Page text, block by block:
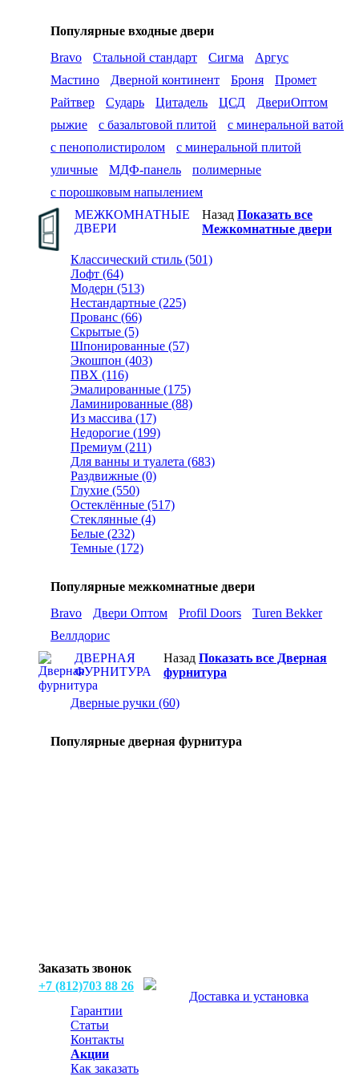
Популярные входные двери
Bravo
Стальной стандарт Сигма
Аргус
Мастино
Дверной континент Броня
Промет
Райтвер
Сударь Цитадель ЦСД
ДвериОптом
рыжие
с базальтовой плитой
с минеральной ватой
с пенополистиролом
с минеральной плитой
уличные
МДФ-панель
полимерные
с порошковым напылением
МЕЖКОМНАТНЫЕ
ДВЕРИ
Назад Показать все
Межкомнатные двери
Классический стиль (501)
Лофт (64)
Модерн (513)
Нестандартные (225)
Прованс (66)
Скрытые (5)
Шпонированные (57)
Экошпон (403)
ПВХ (116)
Эмалированные (175)
Ламинированные (88)
Из массива (17)
Недорогие (199)
Премиум (211)
Для ванны и туалета (683)
Раздвижные (0)
Глухие (550)
Остеклённые (517)
Стеклянные (4)
Белые (232)
Темные (172)
Популярные межкомнатные двери
Bravo
Двери Оптом Profil Doors
Turen Bekker
Веллдорис
ДВЕРНАЯ
ФУРНИТУРА
Назад Показать все Дверная
фурнитура
Дверные ручки (60)
Популярные дверная фурнитура
Заказать звонок
+7 (812)703 88 26
Доставка и установка
Гарантии
Статьи
Контакты
Акции
Как заказать